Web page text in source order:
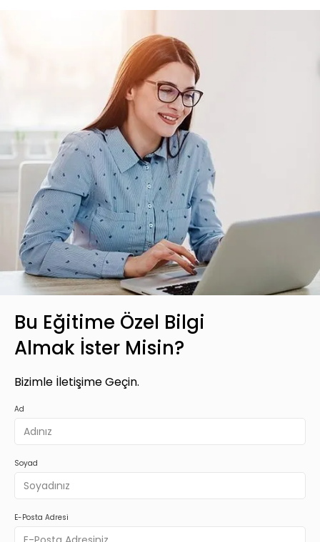
Bu Eğitime Özel Bilgi
Almak İster Misin?
Bizimle İletişime Geçin.
Ad
Soyad
E-Posta Adresi